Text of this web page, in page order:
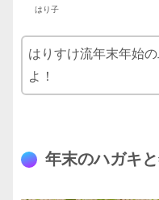
はり子
はりすけ流年末年始
よ！
年末のハガキ